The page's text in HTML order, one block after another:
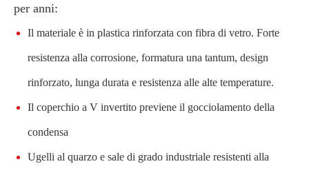
per anni:
Il materiale è in plastica rinforzata con fibra di vetro. Forte
resistenza alla corrosione, formatura una tantum, design
rinforzato, lunga durata e resistenza alle alte temperature.
Il coperchio a V invertito previene il gocciolamento della
condensa
Ugelli al quarzo e sale di grado industriale resistenti alla